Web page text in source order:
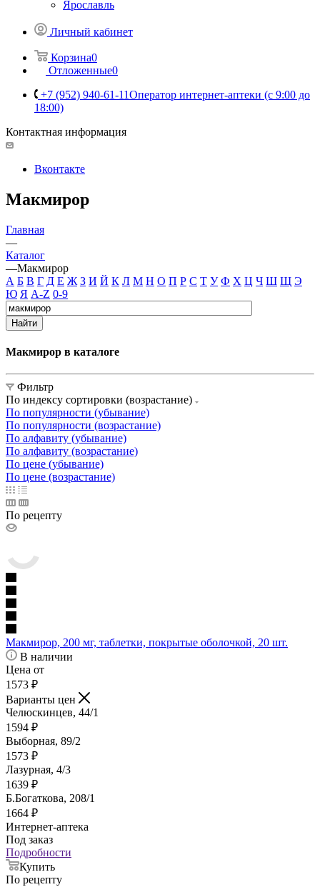
Ярославль
Личный кабинет
Корзина0
Отложенные0
+7 (952) 940-61-11Оператор интернет-аптеки (с 9:00 до
18:00)
Контактная информация
Вконтакте
Макмирор
Главная
—
Каталог
—Макмирор
А Б В Г Д Е Ж З И Й К Л М Н О П Р С Т У Ф Х Ц Ч Ш Щ Э
Ю Я A-Z 0-9
Найти
Макмирор в каталоге
Фильтр
По индексу сортировки (возрастание)
По популярности (убывание)
По популярности (возрастание)
По алфавиту (убывание)
По алфавиту (возрастание)
По цене (убывание)
По цене (возрастание)
По рецепту
Макмирор, 200 мг, таблетки, покрытые оболочкой, 20 шт.
В наличии
Цена от
1573 ₽
Варианты цен
Челюскинцев, 44/1
1594 ₽
Выборная, 89/2
1573 ₽
Лазурная, 4/3
1639 ₽
Б.Богаткова, 208/1
1664 ₽
Интернет-аптека
Под заказ
Подробности
Купить
По рецепту